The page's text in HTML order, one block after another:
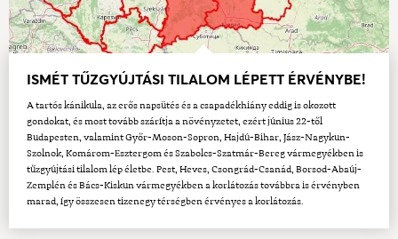
ISMÉT TŰZGYÚJTÁSI TILALOM LÉPETT ÉRVÉNYBE!
A tartós kánikula, az erős napsütés és a csapadékhiány eddig is okozott
gondokat, és most tovább szárítja a növényzetet, ezért június 22-től
Budapesten, valamint Győr-Moson-Sopron, Hajdú-Bihar, Jász-Nagykun-
Szolnok, Komárom-Esztergom és Szabolcs-Szatmár-Bereg vármegyékben is
tűzgyújtási tilalom lép életbe. Pest, Heves, Csongrád-Csanád, Borsod-Abaúj-
Zemplén és Bács-Kiskun vármegyékben a korlátozás továbbra is érvényben
marad, így összesen tizenegy térségben érvényes a korlátozás.